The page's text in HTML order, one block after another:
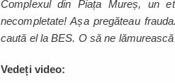
Complexul din Piața Mureș, un
necompletate! Așa pregăteau
caută el la BES. O să ne lămurească
Vedeți video: